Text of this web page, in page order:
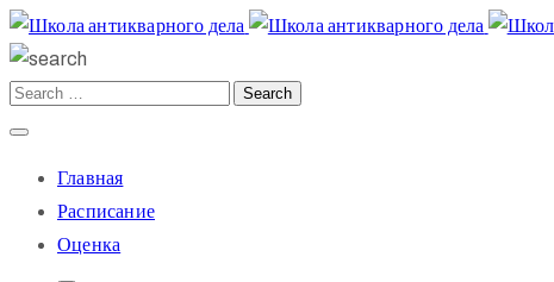
Главная
Расписание
Оценка